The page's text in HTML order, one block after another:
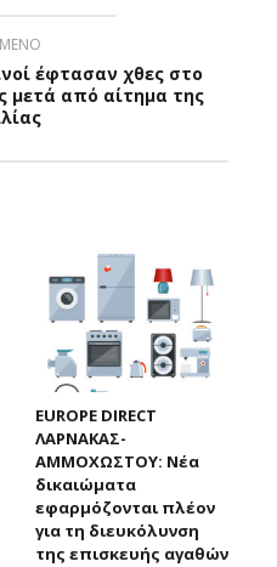
έφτασαν χθες στο
μετά από αίτημα της
EUROPE DIRECT
ΛΑΡΝΑΚΑΣ-
ΑΜΜΟΧΩΣΤΟΥ: Νέα
δικαιώματα
εφαρμόζονται πλέον
για τη διευκόλυνση
της επισκευής αγαθών